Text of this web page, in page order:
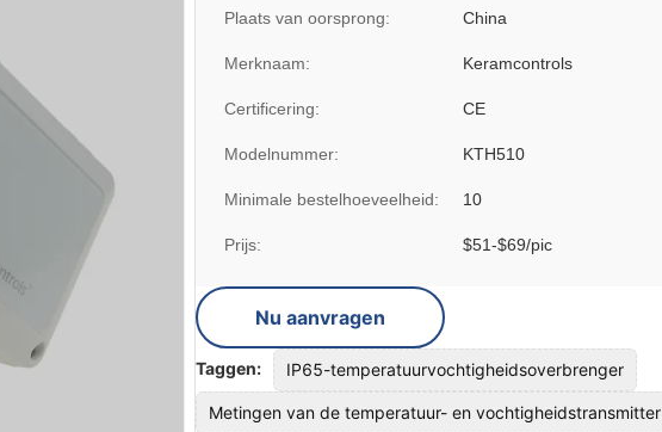
Plaats van oorsprong: China
Merknaam: Keramcontrols
Certificering: CE
Modelnummer: KTH510
Minimale bestelhoeveelheid: 10
Prijs: $51-$69/pic
Nu aanvragen
Taggen: IP65-temperatuurvochtigheidsoverbrenger
Metingen van de temperatuur- en vochtigheidstransmitter